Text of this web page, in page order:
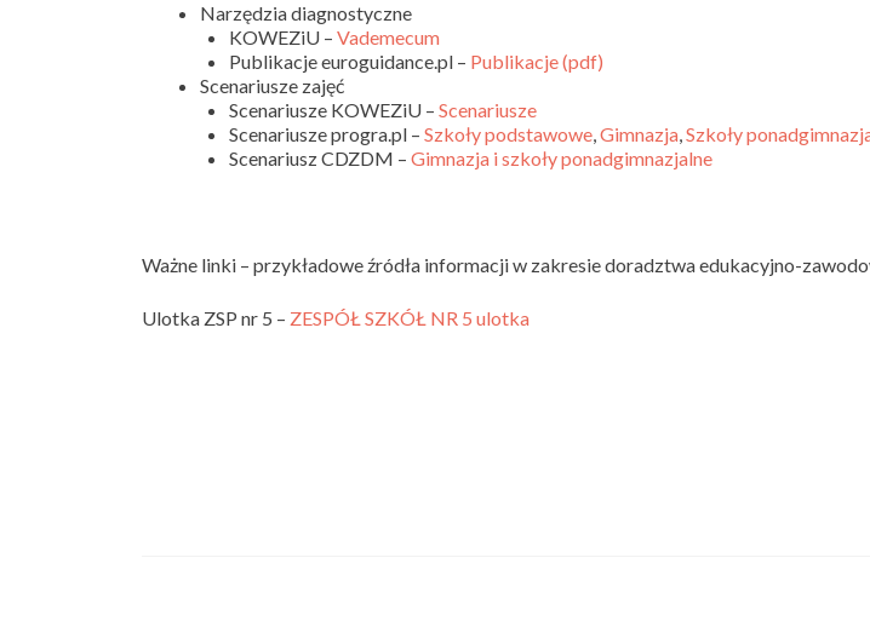
Narzędzia diagnostyczne
KOWEZiU – Vademecum
Publikacje euroguidance.pl – Publikacje (pdf)
Scenariusze zajęć
Scenariusze KOWEZiU – Scenariusze
Scenariusze progra.pl – Szkoły podstawowe,Gimnazja,Szkoły
Scenariusz CDZDM – Gimnazja i szkoły ponadgimnazjalne
Ważne linki – przykładowe źródła informacji w zakresie doradztwa edukacyjno-
Ulotka ZSP nr 5 – ZESPÓŁ SZKÓŁ NR 5 ulotka